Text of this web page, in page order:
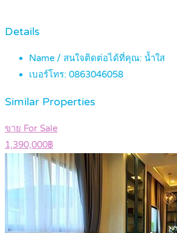
Details
Name / สนใจติดต่อได้ที่คุณ: น้ำใส
เบอร์โทร: 0863046058
Similar Properties
ขาย For Sale
1,390,000฿